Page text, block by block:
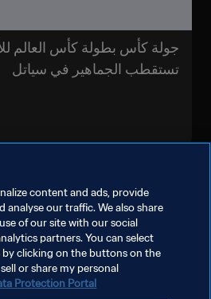
تستقطب الجماهير في سياتل
content and ads, provide
analyse our traffic. We also share
of our site with our social
partners. You can select
clicking on the buttons on the
or share my personal
Protection Portal